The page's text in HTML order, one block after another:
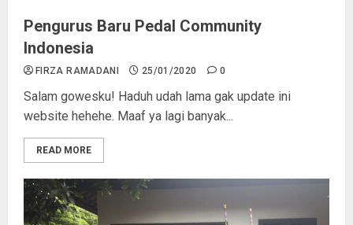
Pengurus Baru Pedal Community
Indonesia
FIRZA RAMADANI 25/01/2020 0
Salam gowesku! Haduh udah lama gak update ini
website hehehe. Maaf ya lagi banyak...
READ MORE